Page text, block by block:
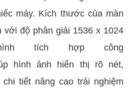
máy. Kích thước của màn
với độ phân giải 1536 x 1024
tích hợp công
hình ảnh hiển thị rõ nét,
tiết nâng cao trải nghiệm